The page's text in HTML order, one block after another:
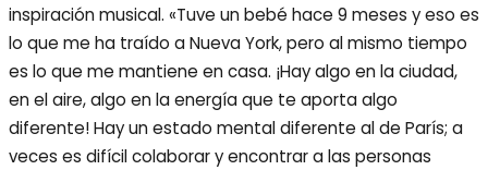
inspiración musical. «Tuve un bebé hace 9 meses y eso es
lo que me ha traído a Nueva York, pero al mismo tiempo
es lo que me mantiene en casa. ¡Hay algo en la ciudad,
en el aire, algo en la energía que te aporta algo
diferente! Hay un estado mental diferente al de París; a
veces es difícil colaborar y encontrar a las personas